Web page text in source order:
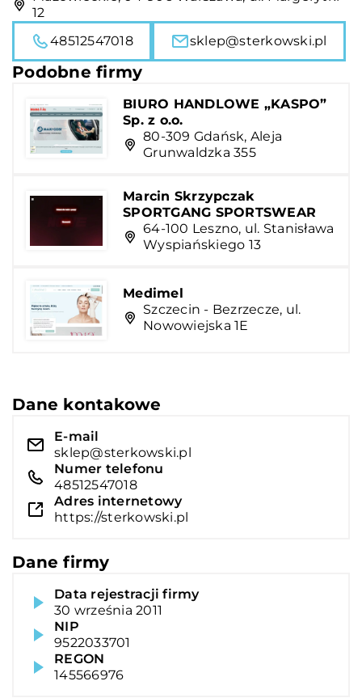
12
48512547018
sklep@sterkowski.pl
Podobne firmy
BIURO HANDLOWE „KASPO”
Sp. z o.o.
80-309 Gdańsk, Aleja
Grunwaldzka 355
Marcin Skrzypczak
SPORTGANG SPORTSWEAR
64-100 Leszno, ul. Stanisława
Wyspiańskiego 13
Medimel
Szczecin - Bezrzecze, ul.
Nowowiejska 1E
Dane kontakowe
E-mail
sklep@sterkowski.pl
Numer telefonu
48512547018
Adres internetowy
https://sterkowski.pl
Dane firmy
Data rejestracji firmy
30 września 2011
NIP
9522033701
REGON
145566976